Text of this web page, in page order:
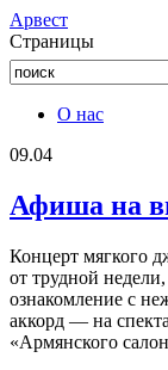
Aрвест
Страницы
О нас
09.04
Афиша на
Концерт мягкого
от трудной
ознакомление с
аккорд — на
«Армянского